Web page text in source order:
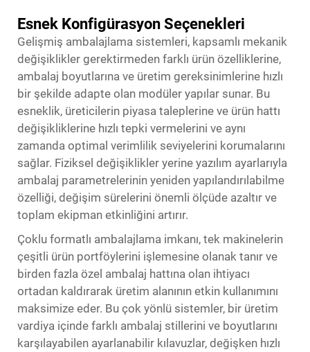
Esnek Konfigürasyon Seçenekleri
Gelişmiş ambalajlama sistemleri, kapsamlı mekanik
değişiklikler gerektirmeden farklı ürün özelliklerine,
ambalaj boyutlarına ve üretim gereksinimlerine hızlı
bir şekilde adapte olan modüler yapılar sunar. Bu
esneklik, üreticilerin piyasa taleplerine ve ürün hattı
değişikliklerine hızlı tepki vermelerini ve aynı
zamanda optimal verimlilik seviyelerini korumalarını
sağlar. Fiziksel değişiklikler yerine yazılım ayarlarıyla
ambalaj parametrelerinin yeniden yapılandırılabilme
özelliği, değişim sürelerini önemli ölçüde azaltır ve
toplam ekipman etkinliğini artırır.
Çoklu formatlı ambalajlama imkanı, tek makinelerin
çeşitli ürün portföylerini işlemesine olanak tanır ve
birden fazla özel ambalaj hattına olan ihtiyacı
ortadan kaldırarak üretim alanının etkin kullanımını
maksimize eder. Bu çok yönlü sistemler, bir üretim
vardiya içinde farklı ambalaj stillerini ve boyutlarını
karşılayabilen ayarlanabilir kılavuzlar, değişken hızlı